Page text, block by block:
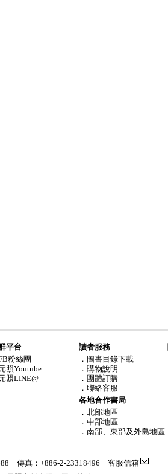
平台
粉絲團
照Youtube
照LINE@
讀者服務
．圖書目錄下載
．購物說明
．團體訂購
．聯絡客服
各地合作書局
．北部地區
．中部地區
．南部、東部及外島地區
傳真：+886-2-23318496 客服信箱